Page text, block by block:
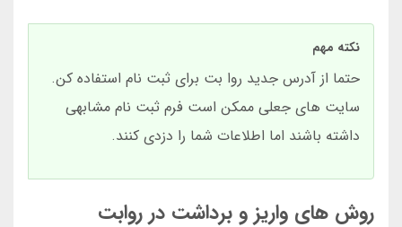
نکته مهم
حتما از آدرس جدید روا بت برای ثبت نام استفاده کن.
سایت های جعلی ممکن است فرم ثبت نام مشابهی
داشته باشند اما اطلاعات شما را دزدی کنند.
روش های واریز و برداشت در روابت